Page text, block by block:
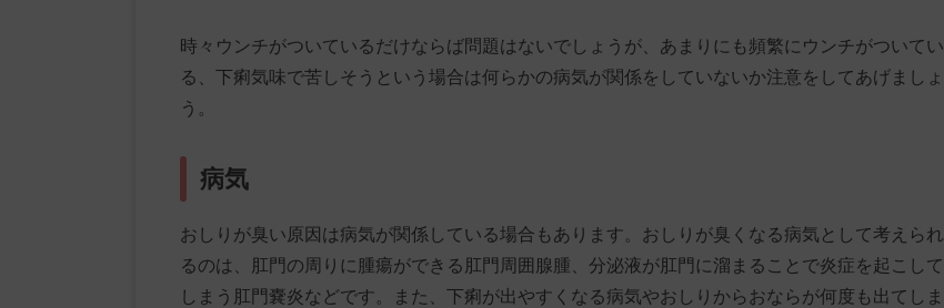
時々ウンチがついているだけならば問題はないでしょうが、あまりにも頻繁にウンチがついてい
る、下痢気味で苦しそうという場合は何らかの病気が関係をしていないか注意をしてあげましょ
う。
病気
おしりが臭い原因は病気が関係している場合もあります。おしりが臭くなる病気として考えられ
るのは、肛門の周りに腫瘍ができる肛門周囲腺腫、分泌液が肛門に溜まることで炎症を起こして
しまう肛門嚢炎などです。また、下痢が出やすくなる病気やおしりからおならが何度も出てしま